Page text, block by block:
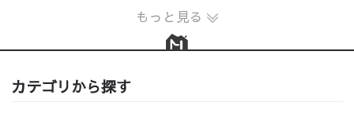
もっと見る
カテゴリから探す